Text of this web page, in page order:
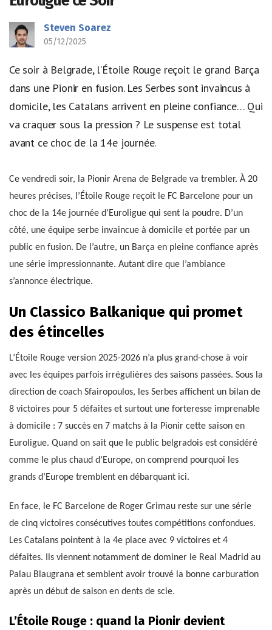
Steven Soarez
05/12/2025
Ce soir à Belgrade, l’Étoile Rouge reçoit le grand Barça
dans une Pionir en fusion. Les Serbes sont invaincus à
domicile, les Catalans arrivent en pleine confiance… Qui
va craquer sous la pression ? Le suspense est total
avant ce choc de la 14e journée.
Ce vendredi soir, la Pionir Arena de Belgrade va trembler. À 20
heures précises, l’Étoile Rouge reçoit le FC Barcelone pour un
choc de la 14e journée d’Euroligue qui sent la poudre. D’un
côté, une équipe serbe invaincue à domicile et portée par un
public en fusion. De l’autre, un Barça en pleine confiance après
une série impressionnante. Autant dire que l’ambiance
s’annonce électrique.
Un Classico Balkanique qui promet
des étincelles
L’Étoile Rouge version 2025-2026 n’a plus grand-chose à voir
avec les équipes parfois irrégulières des saisons passées. Sous la
direction de coach Sfairopoulos, les Serbes affichent un bilan de
8 victoires pour 5 défaites et surtout une forteresse imprenable
à domicile : 7 succès en 7 matchs à la Pionir cette saison en
Euroligue. Quand on sait que le public belgradois est considéré
comme le plus chaud d’Europe, on comprend pourquoi les
grands d’Europe tremblent en débarquant ici.
En face, le FC Barcelone de Roger Grimau reste sur une série
de cinq victoires consécutives toutes compétitions confondues.
Les Catalans pointent à la 4e place avec 9 victoires et 4
défaites. Ils viennent notamment de dominer le Real Madrid au
Palau Blaugrana et semblent avoir trouvé la bonne carburation
après un début de saison en dents de scie.
L’Étoile Rouge : quand la Pionir devient